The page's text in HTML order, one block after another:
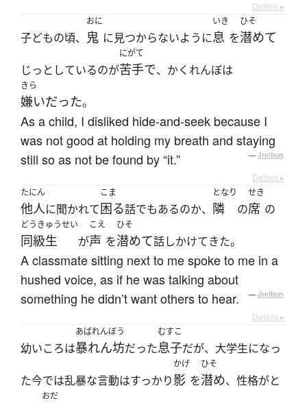
Details ▸
子どもの頃、
おに
鬼 に見つからないように
いき
息 を
ひそ
潜めて
じっとしているのが
にがて
苦手で、かくれんぼは
きら
嫌いだった。
As a child, I disliked hide-and-seek because I
was not good at holding my breath and staying
still so as not be found by “it.”
— Jreibun
Details ▸
たにん
他人に聞かれて
こま
困る話でもあるのか、
となり
隣 の
せき
席 の
どうきゅうせい
同級生 が
こえ
声 を
ひそ
潜めて話しかけてきた。
A classmate sitting next to me spoke to me in a
hushed voice, as if he was talking about
something he didn’t want others to hear.
— Jreibun
Details ▸
幼いころは
あばれんぼう
暴れん坊だった
むすこ
息子だが、大学生になっ
た今では乱暴な言動はすっかり
かげ
影 を
ひそ
潜め、性格がと
おだ